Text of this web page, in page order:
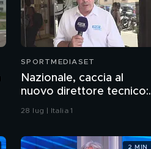
SPORTMEDIASET
Nazionale, caccia al
nuovo direttore tecnico:
ecco chi potrebbe essere
28 lug | Italia 1
2 MIN